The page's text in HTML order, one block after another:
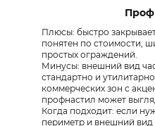
Плюсы: быстро
понятен по стоимости,
простых ограждений.
Минусы: внешний вид
стандартно и
коммерческих зон с
профнастил может
Когда подходит: если
периметр и внешний вид